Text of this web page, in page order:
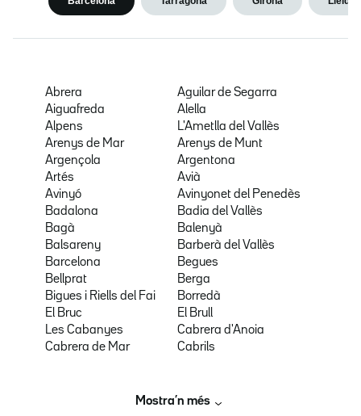
Abrera
Aguilar de Segarra
Aiguafreda
Alella
Alpens
L'Ametlla del Vallès
Arenys de Mar
Arenys de Munt
Argençola
Argentona
Artés
Avià
Avinyó
Avinyonet del Penedès
Badalona
Badia del Vallès
Bagà
Balenyà
Balsareny
Barberà del Vallès
Barcelona
Begues
Bellprat
Berga
Bigues i Riells del Fai
Borredà
El Bruc
El Brull
Les Cabanyes
Cabrera d'Anoia
Cabrera de Mar
Cabrils
Mostra’n més